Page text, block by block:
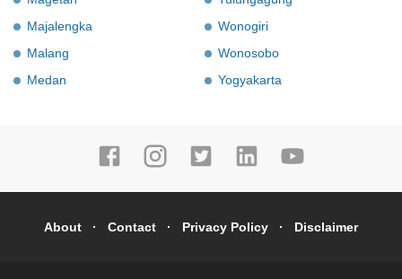
Majalengka
Malang
Medan
Wonogiri
Wonosobo
Yogyakarta
About Contact Privacy Policy Disclaimer